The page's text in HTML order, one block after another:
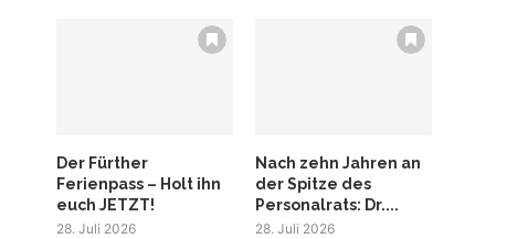
Der Fürther
Ferienpass – Holt ihn
euch JETZT!
28. Juli 2026
Nach zehn Jahren an
der Spitze des
Personalrats: Dr....
28. Juli 2026